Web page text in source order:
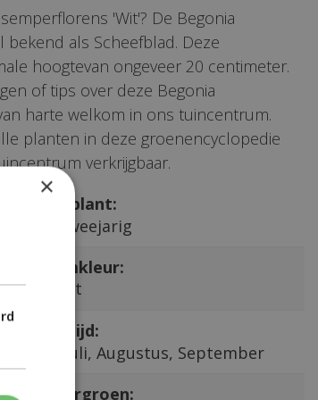
'Wit'? De Begonia
als Scheefblad. Deze
hoogtevan ongeveer 20 centimeter.
of tips over deze Begonia
harte welkom in ons tuincentrum.
planten in deze groenencyclopedie
verkrijgbaar.
Type plant:
Een-tweejarig
Bloemkleur:
Wit
Bloeitijd:
Juni, Juli, Augustus, September
Wintergroen:
×